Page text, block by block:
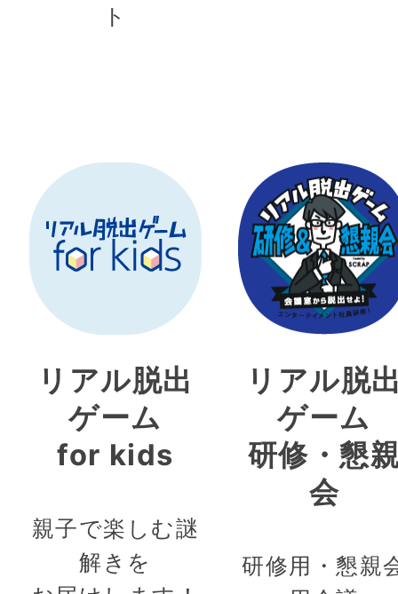
ト
リアル脱出
ゲーム
for kids
親子で楽しむ謎
解きを
リアル脱
ゲーム
研修・懇
会
研修用・懇親